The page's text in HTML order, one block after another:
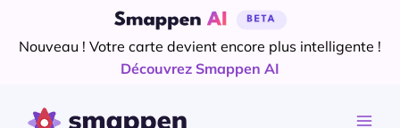
Nouveau ! Votre carte devient encore plus intelligente !
Découvrez Smappen AI
contenu